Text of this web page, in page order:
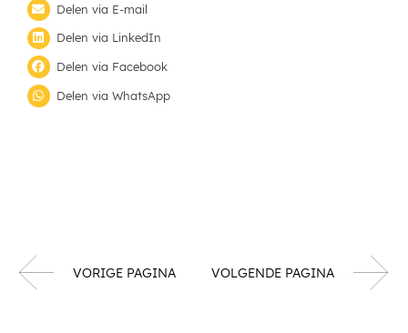
Delen via E-mail
Delen via LinkedIn
Delen via Facebook
Delen via WhatsApp
VORIGE PAGINA VOLGENDE PAGINA